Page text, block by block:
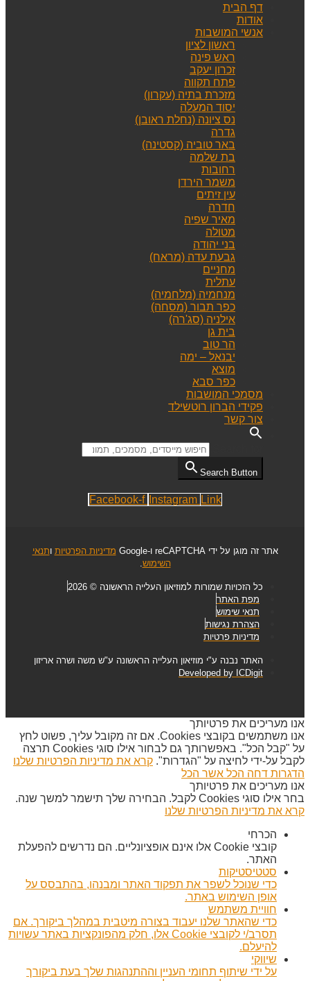
דף הבית
אודות
אנשי המושבות
ראשון לציון
ראש פינה
זכרון יעקב
פתח תקווה
מזכרת בתיה (עקרון)
יסוד המעלה
נס ציונה (נחלת ראובן)
גדרה
באר טוביה (קסטינה)
בת שלמה
רחובות
משמר הירדן
עין זיתים
חדרה
מאיר שפיה
מטולה
בני יהודה
גבעת עדה (מראח)
מחניים
עתלית
מנחמיה (מלחמיה)
כפר תבור (מסחה)
אילניה (סג'רה)
בית גן
הר טוב
יבנאל – ימה
מוצא
כפר סבא
מסמכי המושבות
פקידי הברון רוטשילד
צור קשר
Search Button
Facebook-f Instagram Link
אתר זה מוגן על ידי reCAPTCHA ו-Google מדיניות הפרטיות ותנאי
השימוש
כל הזכויות שמורות למוזיאון העלייה הראשונה © 2026
מפת האתר
תנאי שימוש
הצהרת נגישות
מדיניות פרטיות
האתר נבנה ע"י מוזיאון העלייה הראשונה ע"ש משה ושרה אריזון
Developed by ICDigit
אנו מעריכים את פרטיותך
אנו משתמשים בקובצי Cookies. אם זה מקובל עליך, פשוט לחץ
על "קבל הכל". באפשרותך גם לבחור אילו סוגי Cookies תרצה
לקבל על-ידי לחיצה על "הגדרות". קרא את מדיניות הפרטיות שלנו
הדגרות דחה הכל אשר הכל
אנו מעריכים את פרטיותך
בחר אילו סוגי Cookies לקבל. הבחירה שלך תישמר למשך שנה.
קרא את מדיניות הפרטיות שלנו
הכרחי
קובצי Cookie אלו אינם אופציונליים. הם נדרשים להפעלת
האתר.
סטטיסטיקות
כדי שנוכל לשפר את תפקוד האתר ומבנהו, בהתבסס על
אופן השימוש באתר.
חוויית משתמש
כדי שהאתר שלנו יעבוד בצורה מיטבית במהלך ביקורך. אם
תסרב/י לקובצי Cookie אלו, חלק מהפונקציות באתר עשויות
להיעלם.
שיווקי
על ידי שיתוף תחומי העניין וההתנהגות שלך בעת ביקורך